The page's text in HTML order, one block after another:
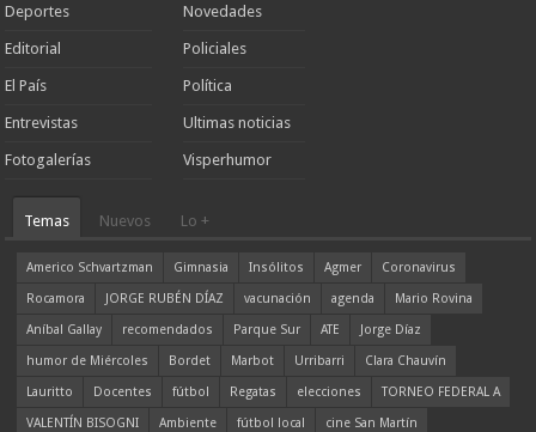
Deportes
Editorial
El País
Entrevistas
Fotogalerías
Novedades
Policiales
Política
Ultimas noticias
Visperhumor
Temas Nuevos Lo +
Americo Schvartzman Gimnasia Insólitos Agmer
Coronavirus
Rocamora
JORGE RUBÉN DÍAZ vacunación agenda
Mario Rovina
Aníbal Gallay
recomendados Parque Sur ATE
Jorge Díaz
humor de Miércoles
Bordet Marbot Urribarri
Clara Chauvín
Lauritto
Docentes fútbol Regatas elecciones
TORNEO FEDERAL A
VALENTÍN BISOGNI
Ambiente fútbol local cine San Martín